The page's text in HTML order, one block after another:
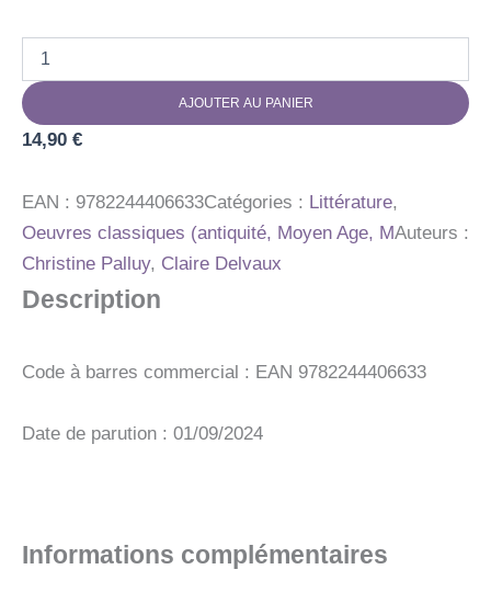
LES
AVENTURES
D'ULYSSE
AUX
ENFANTS
AJOUTER AU PANIER
14,90 €
EAN : 9782244406633Catégories : Littérature,
Oeuvres classiques (antiquité, Moyen Age, MAuteurs :
Christine Palluy, Claire Delvaux
Description
Code à barres commercial : EAN 9782244406633
Date de parution : 01/09/2024
Informations complémentaires